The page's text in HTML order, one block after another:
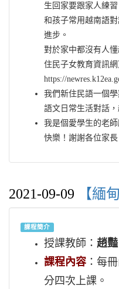
生回家要跟家人練
和孩子常用越南語
進步。
對於家中都沒有人
住民子女教育資訊
https://
我們新住民語一個
語文日常生活對話
我是個愛學生的老
快樂！謝謝各位家長
2021-09-09 【緬
課程簡介
授課教師： 趙豔
課程內容 ：每
分四次上課。